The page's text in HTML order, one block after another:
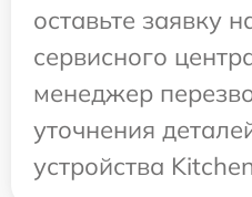
оставьте заявку
сервисного
менеджер
уточнения
устройства